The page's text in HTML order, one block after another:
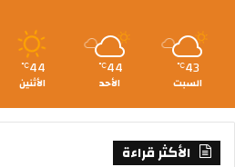
43
℃
السبت
44
℃
الأحد
44
℃
الأثنين
الأكثر قراءة